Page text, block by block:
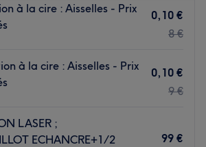
à la cire : Aisselles - Prix
0,10 €
8 €
à la cire : Aisselles - Prix
0,10 €
9 €
LASER ;
ECHANCRE+1/2
99 €